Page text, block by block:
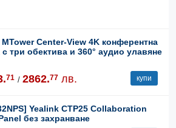
Center-View 4K конферентна
с три обектива и 360° аудио улавяне
71 / 2862.77 лв. купи
Yealink CTP25 Collaboration
без захранване